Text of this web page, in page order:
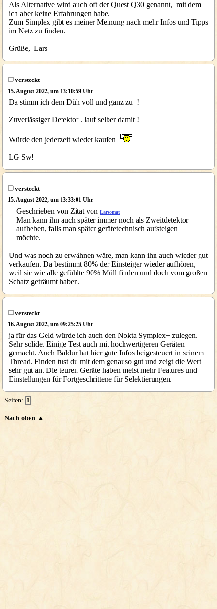
Als Alternative wird auch oft der Quest Q30 genannt, mit dem
ich aber keine Erfahrungen habe.
Zum Simplex gibt es meiner Meinung nach mehr Infos und Tipps
im Netz zu finden.
Grüße, Lars
versteckt
15. August 2022, um 13:10:59 Uhr
Da stimm ich dem Düh voll und ganz zu !
Zuverlässiger Detektor . lauf selber damit !
Würde den jederzeit wieder kaufen
LG Sw!
versteckt
15. August 2022, um 13:33:01 Uhr
Geschrieben von Zitat von Larsomat
Man kann ihn auch später immer noch als Zweitdetektor
aufheben, falls man später gerätetechnisch aufsteigen
möchte.
Und was noch zu erwähnen wäre, man kann ihn auch wieder gut
verkaufen. Da bestimmt 80% der Einsteiger wieder aufhören,
weil sie wie alle gefühlte 90% Müll finden und doch vom großen
Schatz geträumt haben.
versteckt
16. August 2022, um 09:25:25 Uhr
ja für das Geld würde ich auch den Nokta Symplex+ zulegen.
Sehr solide. Einige Test auch mit hochwertigeren Geräten
gemacht. Auch Baldur hat hier gute Infos beigesteuert in seinem
Thread. Finden tust du mit dem genauso gut und zeigt die Wert
sehr gut an. Die teuren Geräte haben meist mehr Features und
Einstellungen für Fortgeschrittene für Selektierungen.
Seiten: 1
Nach oben ▲